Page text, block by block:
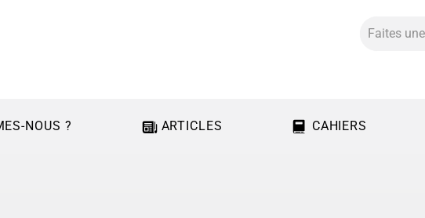
NOUS ? ARTICLES CAHIERS